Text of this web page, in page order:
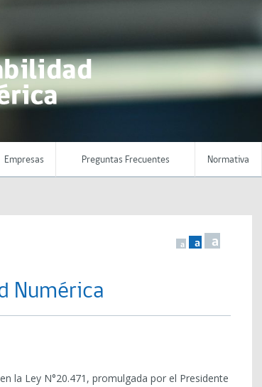
Empresas Preguntas Frecuentes Normativa
a a a
Numérica
la Ley N°20.471, promulgada por el Presidente